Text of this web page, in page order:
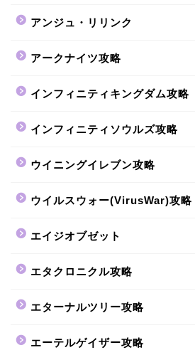
アンジュ・リリンク
アークナイツ攻略
インフィニティキングダム攻略
インフィニティソウルズ攻略
ウイニングイレブン攻略
ウイルスウォー(VirusWar)攻略
エイジオブゼット
エタクロニクル攻略
エターナルツリー攻略
エーテルゲイザー攻略